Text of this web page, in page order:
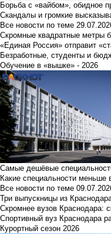
Борьба с «вайбом», обидное
Скандалы и громкие
Все новости по теме
Скромные квадратные метры
«Единая Россия» отправит
Безработные, студенты и
Обучение в «вышке» - 2026
Самые дешёвые
Какие специальности меньше
Все новости по теме
Три выпускницы из
Скромнее вузов Краснодара:
Спортивный вуз Краснодара
Курортный сезон 2026